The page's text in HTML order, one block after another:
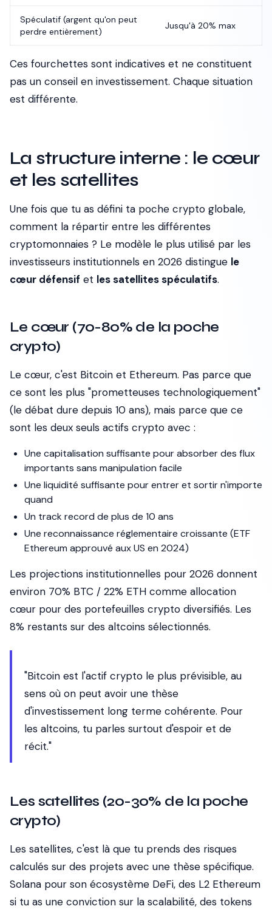
Spéculatif (argent qu'on peut
perdre entièrement)
Jusqu'à 20% max
Ces fourchettes sont indicatives et ne constituent
pas un conseil en investissement. Chaque situation
est différente.
La structure interne : le cœur
et les satellites
Une fois que tu as défini ta poche crypto globale,
comment la répartir entre les différentes
cryptomonnaies ? Le modèle le plus utilisé par les
investisseurs institutionnels en 2026 distingue le
cœur défensif et les satellites spéculatifs.
Le cœur (70-80% de la poche
crypto)
Le cœur, c'est Bitcoin et Ethereum. Pas parce que
ce sont les plus "prometteuses technologiquement"
(le débat dure depuis 10 ans), mais parce que ce
sont les deux seuls actifs crypto avec :
Une capitalisation suffisante pour absorber des flux
importants sans manipulation facile
Une liquidité suffisante pour entrer et sortir n'importe
quand
Un track record de plus de 10 ans
Une reconnaissance réglementaire croissante (ETF
Ethereum approuvé aux US en 2024)
Les projections institutionnelles pour 2026 donnent
environ 70% BTC / 22% ETH comme allocation
cœur pour des portefeuilles crypto diversifiés. Les
8% restants sur des altcoins sélectionnés.
"Bitcoin est l'actif crypto le plus prévisible, au
sens où on peut avoir une thèse
d'investissement long terme cohérente. Pour
les altcoins, tu parles surtout d'espoir et de
récit."
Les satellites (20-30% de la poche
crypto)
Les satellites, c'est là que tu prends des risques
calculés sur des projets avec une thèse spécifique.
Solana pour son écosystème DeFi, des L2 Ethereum
si tu as une conviction sur la scalabilité, des tokens